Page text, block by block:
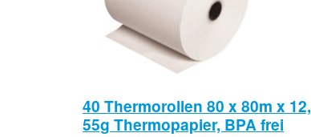
40 Thermorollen 80 x 80m x 12,
55g Thermopapier, BPA frei